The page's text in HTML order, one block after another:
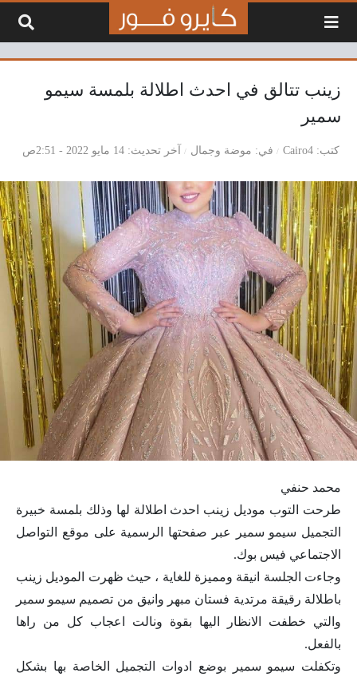
زينب تتالق في احدث اطلالة بلمسة سيمو
سمير
كتب Cairo4 في موضة وجمال آخر تحديث 14 مايو 2022 - 2:51ص
محمد حنفي
طرحت التوب موديل زينب احدث اطلالة لها وذلك بلمسة خبيرة
التجميل سيمو سمير عبر صفحتها الرسمية على موقع التواصل
الاجتماعي فيس بوك.
وجاءت الجلسة انيقة ومميزة للغاية ، حيث ظهرت الموديل زينب
باطلالة رقيقة مرتدية فستان مبهر وانيق من تصميم سيمو سمير
والتي خطفت الانظار اليها بقوة ونالت اعجاب كل من راها
بالفعل.
وتكفلت سيمو سمير بوضع ادوات التجميل الخاصة بها بشكل